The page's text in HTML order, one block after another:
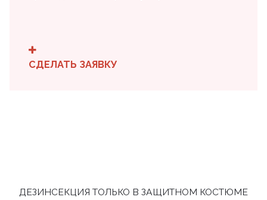
СДЕЛАТЬ ЗАЯВКУ
ДЕЗИНСЕКЦИЯ ТОЛЬКО В ЗАЩИТНОМ КОСТЮМЕ